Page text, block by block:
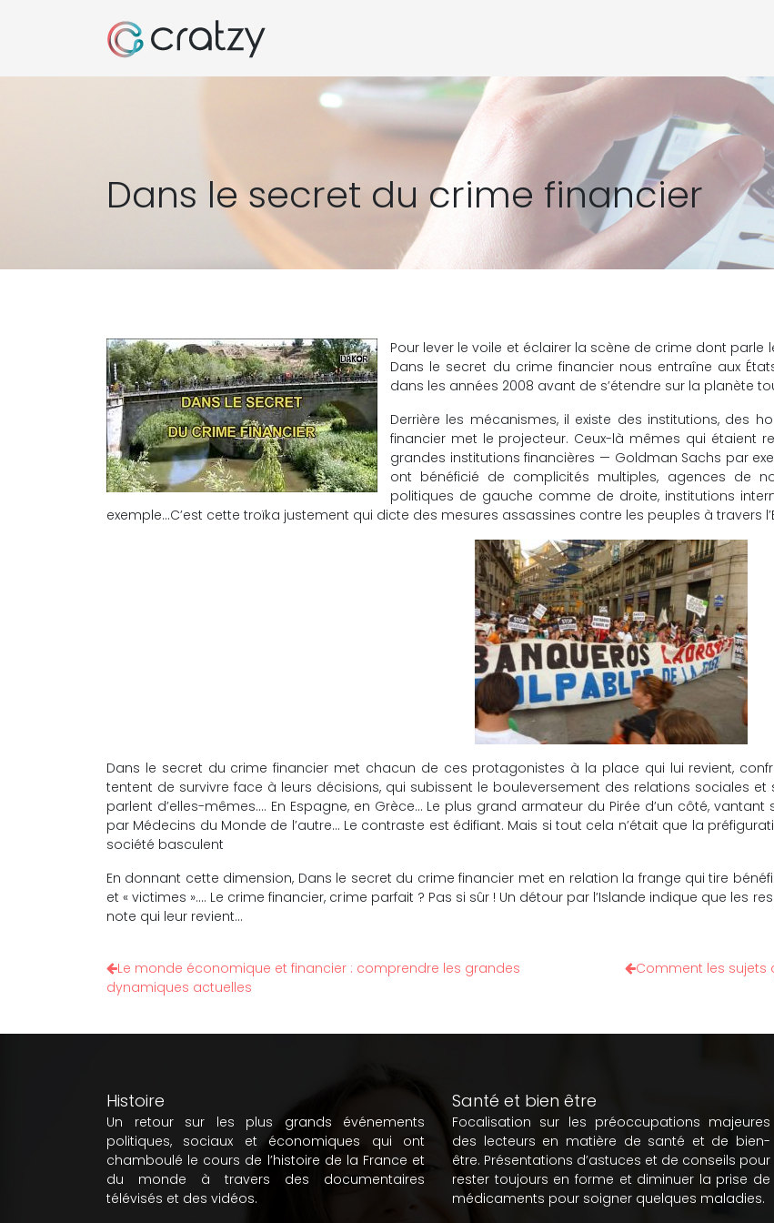
Dans le secret du crime financier
Pour lever le voile et éclairer la scène de crime dont
Dans le secret du crime financier nous entraîne aux
dans les années 2008 avant de s’étendre sur la planète
Derrière les mécanismes, il existe des institutions, des
financier met le projecteur. Ceux-là mêmes qui étaient
grandes institutions financières — Goldman Sachs par
ont bénéficié de complicités multiples, agences de
politiques de gauche comme de droite, institutions
exemple…C’est cette troïka justement qui dicte des mesures assassines contre les peuples à travers
Dans le secret du crime financier met chacun de ces protagonistes à la place qui lui revient,
tentent de survivre face à leurs décisions, qui subissent le bouleversement des relations sociales
parlent d’elles-mêmes…. En Espagne, en Grèce… Le plus grand armateur du Pirée d’un côté,
par Médecins du Monde de l’autre… Le contraste est édifiant. Mais si tout cela n’était que la
société basculent
En donnant cette dimension, Dans le secret du crime financier met en relation la frange qui tire
et « victimes »…. Le crime financier, crime parfait ? Pas si sûr ! Un détour par l’Islande indique que les
note qui leur revient…
Le monde économique et financier : comprendre les grandes
dynamiques actuelles
Comment les sujets
Histoire
Un retour sur les plus grands événements
politiques, sociaux et économiques qui ont
chamboulé le cours de l’histoire de la France et
du monde à travers des documentaires
télévisés et des vidéos.
Santé et bien être
Focalisation sur les préoccupations majeures
des lecteurs en matière de santé et de bien-
être. Présentations d’astuces et de conseils pour
rester toujours en forme et diminuer la prise de
médicaments pour soigner quelques maladies.